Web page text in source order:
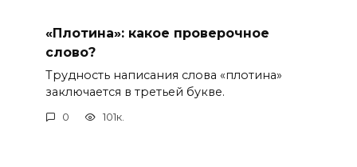
«Плотина»: какое проверочное
слово?
Трудность написания слова «плотина»
заключается в третьей букве.
0 101к.